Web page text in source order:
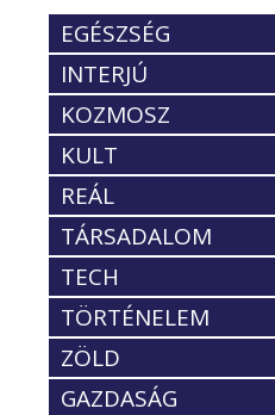
EGÉSZSÉG
INTERJÚ
KOZMOSZ
KULT
REÁL
TÁRSADALOM
TECH
TÖRTÉNELEM
ZÖLD
GAZDASÁG